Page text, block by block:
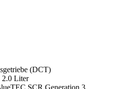
(DCT)
2.0 Liter
SCR Generation 3